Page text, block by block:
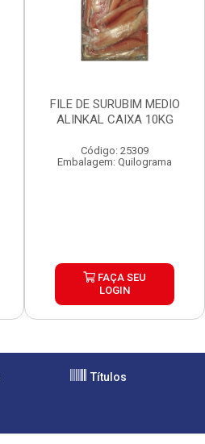
FILE DE SURUBIM MEDIO
ALINKAL CAIXA 10KG
Código: 25309
Embalagem: Quilograma
FAÇA SEU
LOGIN
Títulos